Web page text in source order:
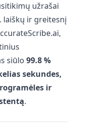
užrašai
laiškų ir greitesnį
siūlo 99.8 %
sekundes,
ir
.